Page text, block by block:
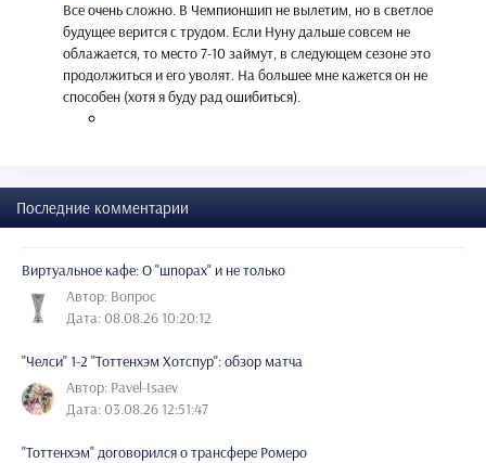
Все очень сложно. В Чемпионшип не вылетим, но в светлое
будущее верится с трудом. Если Нуну дальше совсем не
облажается, то место 7-10 займут, в следующем сезоне это
продолжиться и его уволят. На большее мне кажется он не
способен (хотя я буду рад ошибиться).
Последние комментарии
Виртуальное кафе: О "шпорах" и не только
Автор: Вопрос
Дата: 08.08.26 10:20:12
"Челси" 1-2 "Тоттенхэм Хотспур": обзор матча
Автор: Pavel-Isaev
Дата: 03.08.26 12:51:47
"Тоттенхэм" договорился о трансфере Ромеро